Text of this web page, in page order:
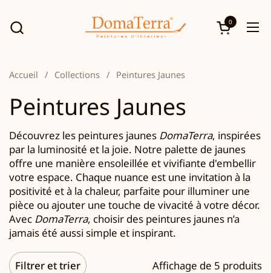
Ouvrir le
0
Accueil / Collections / Peintures Jaunes
Peintures Jaunes
Découvrez les peintures jaunes DomaTerra, inspirées
par la luminosité et la joie. Notre palette de jaunes
offre une manière ensoleillée et vivifiante d'embellir
votre espace. Chaque nuance est une invitation à la
positivité et à la chaleur, parfaite pour illuminer une
pièce ou ajouter une touche de vivacité à votre décor.
Avec DomaTerra, choisir des peintures jaunes n’a
jamais été aussi simple et inspirant.
Filtrer et trier Affichage de 5 produits